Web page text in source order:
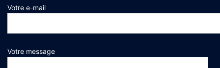
Votre e-mail
Votre message